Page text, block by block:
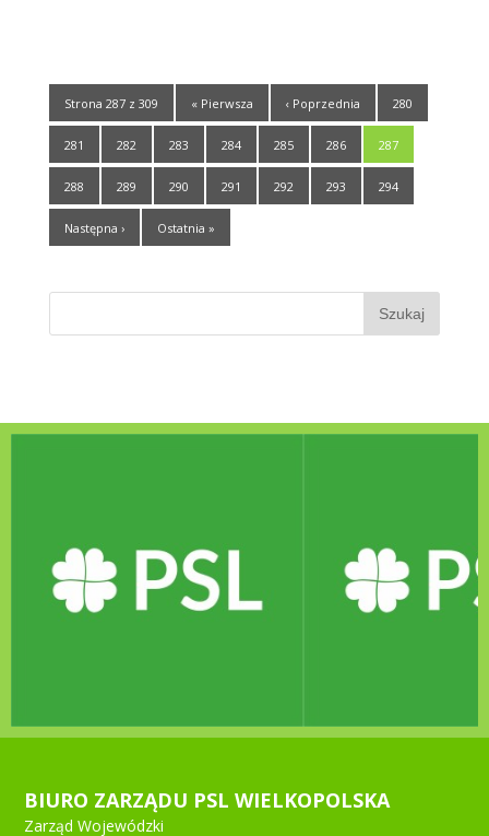
Strona 287 z 309 « Pierwsza ‹ Poprzednia 280
281 282 283 284 285 286 287
288 289 290 291 292 293 294
Następna › Ostatnia »
BIURO ZARZĄDU PSL WIELKOPOLSKA
Zarząd Wojewódzki